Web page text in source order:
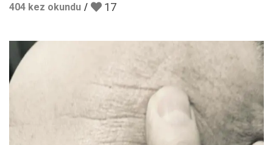
404 kez okundu 17